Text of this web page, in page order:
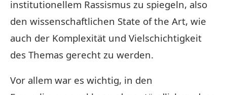
institutionellem Rassismus zu spiegeln, also
den wissenschaftlichen State of the Art, wie
auch der Komplexität und Vielschichtigkeit
des Themas gerecht zu werden.
Vor allem war es wichtig, in den